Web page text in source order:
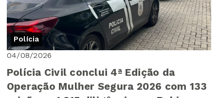
Polícia
04/08/2026
Polícia Civil conclui 4ª Edição da
Operação Mulher Segura 2026 com 133